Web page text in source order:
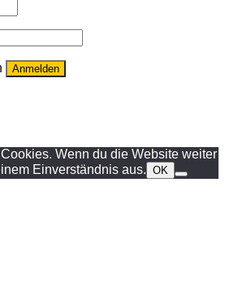
Anmelden
Wenn du die Website weiter
Einverständnis aus. OK